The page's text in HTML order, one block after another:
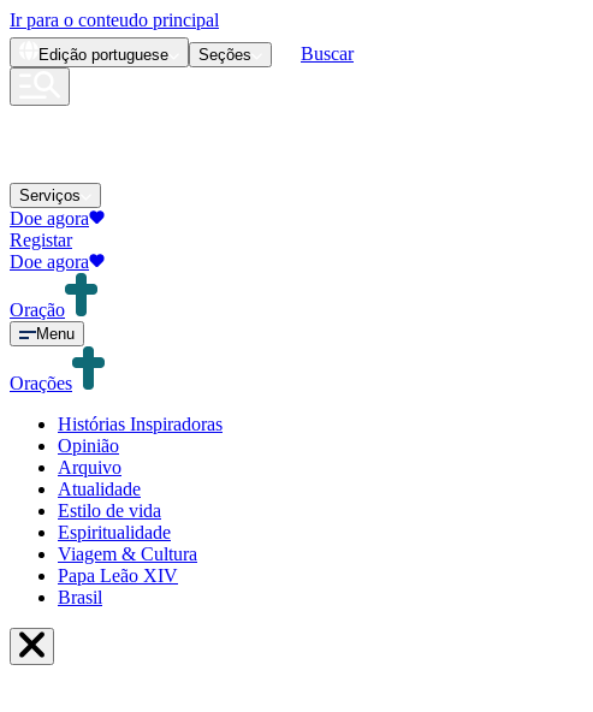
Ir para o conteudo principal
Edição portuguese Seções Buscar
Serviços
Doe agora
Registar
Doe agora
Oração
Menu
Orações
Histórias Inspiradoras
Opinião
Arquivo
Atualidade
Estilo de vida
Espiritualidade
Viagem & Cultura
Papa Leão XIV
Brasil